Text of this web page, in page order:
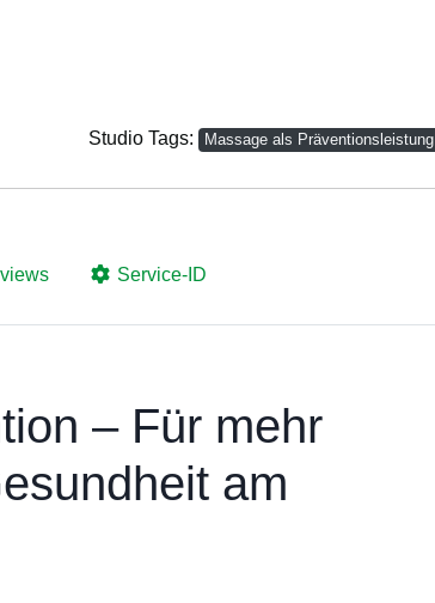
Studio Tags: Massage als Präventionsleistung
Service-ID
– Für mehr
am